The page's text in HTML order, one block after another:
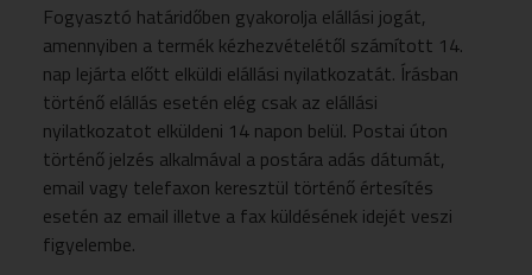
Fogyasztó határidőben gyakorolja elállási jogát,
amennyiben a termék kézhezvételétől számított 14.
nap lejárta előtt elküldi elállási nyilatkozatát. Írásban
történő elállás esetén elég csak az elállási
nyilatkozatot elküldeni 14 napon belül. Postai úton
történő jelzés alkalmával a postára adás dátumát,
email vagy telefaxon keresztül történő értesítés
esetén az email illetve a fax küldésének idejét veszi
figyelembe.